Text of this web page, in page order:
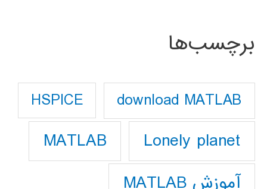
برچسب‌ها
download MATLAB
HSPICE
Lonely planet
MATLAB
آموزش MATLAB